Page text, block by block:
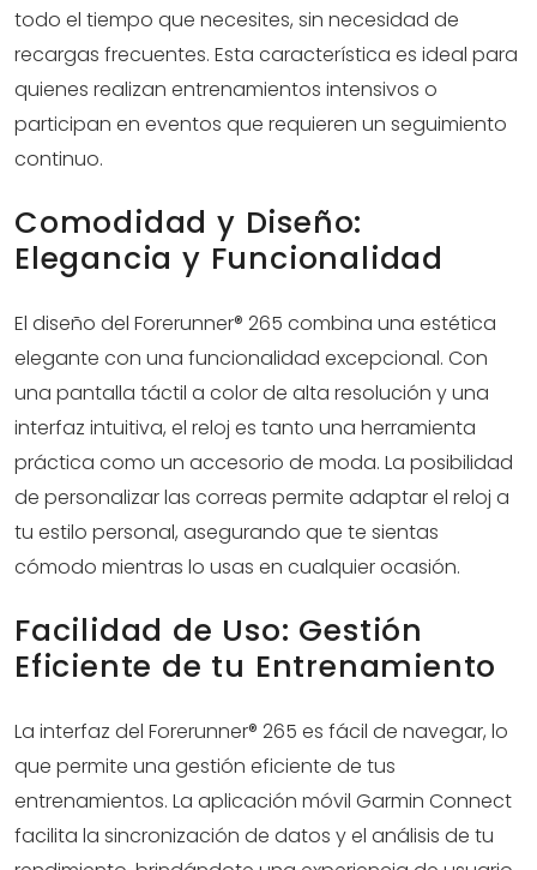
todo el tiempo que necesites, sin necesidad de
recargas frecuentes. Esta característica es ideal para
quienes realizan entrenamientos intensivos o
participan en eventos que requieren un seguimiento
continuo.
Comodidad y Diseño:
Elegancia y Funcionalidad
El diseño del Forerunner® 265 combina una estética
elegante con una funcionalidad excepcional. Con
una pantalla táctil a color de alta resolución y una
interfaz intuitiva, el reloj es tanto una herramienta
práctica como un accesorio de moda. La posibilidad
de personalizar las correas permite adaptar el reloj a
tu estilo personal, asegurando que te sientas
cómodo mientras lo usas en cualquier ocasión.
Facilidad de Uso: Gestión
Eficiente de tu Entrenamiento
La interfaz del Forerunner® 265 es fácil de navegar, lo
que permite una gestión eficiente de tus
entrenamientos. La aplicación móvil Garmin Connect
facilita la sincronización de datos y el análisis de tu